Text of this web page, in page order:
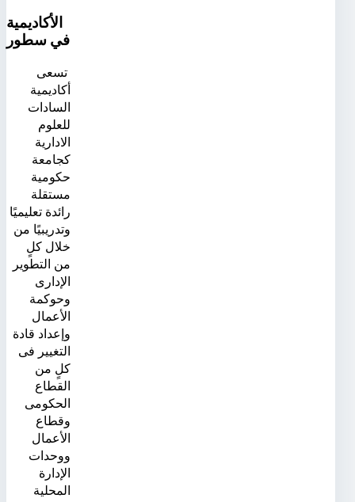
الأكاديمية
في سطور
تسعى
أكاديمية
السادات
للعلوم
الادارية
كجامعة
حكومية
مستقلة
رائدة تعليميًا
وتدريبيًا من
خلال كلٍ
من التطوير
الإدارى
وحوكمة
الأعمال
وإعداد قادة
التغيير فى
كلٍ من
القطاع
الحكومى
وقطاع
الأعمال
ووحدات
الإدارة
المحلية